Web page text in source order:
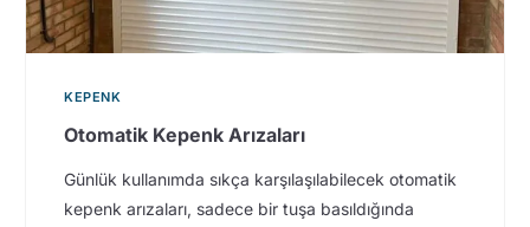
KEPENK
Otomatik Kepenk Arızaları
Günlük kullanımda sıkça karşılaşılabilecek otomatik
kepenk arızaları, sadece bir tuşa basıldığında